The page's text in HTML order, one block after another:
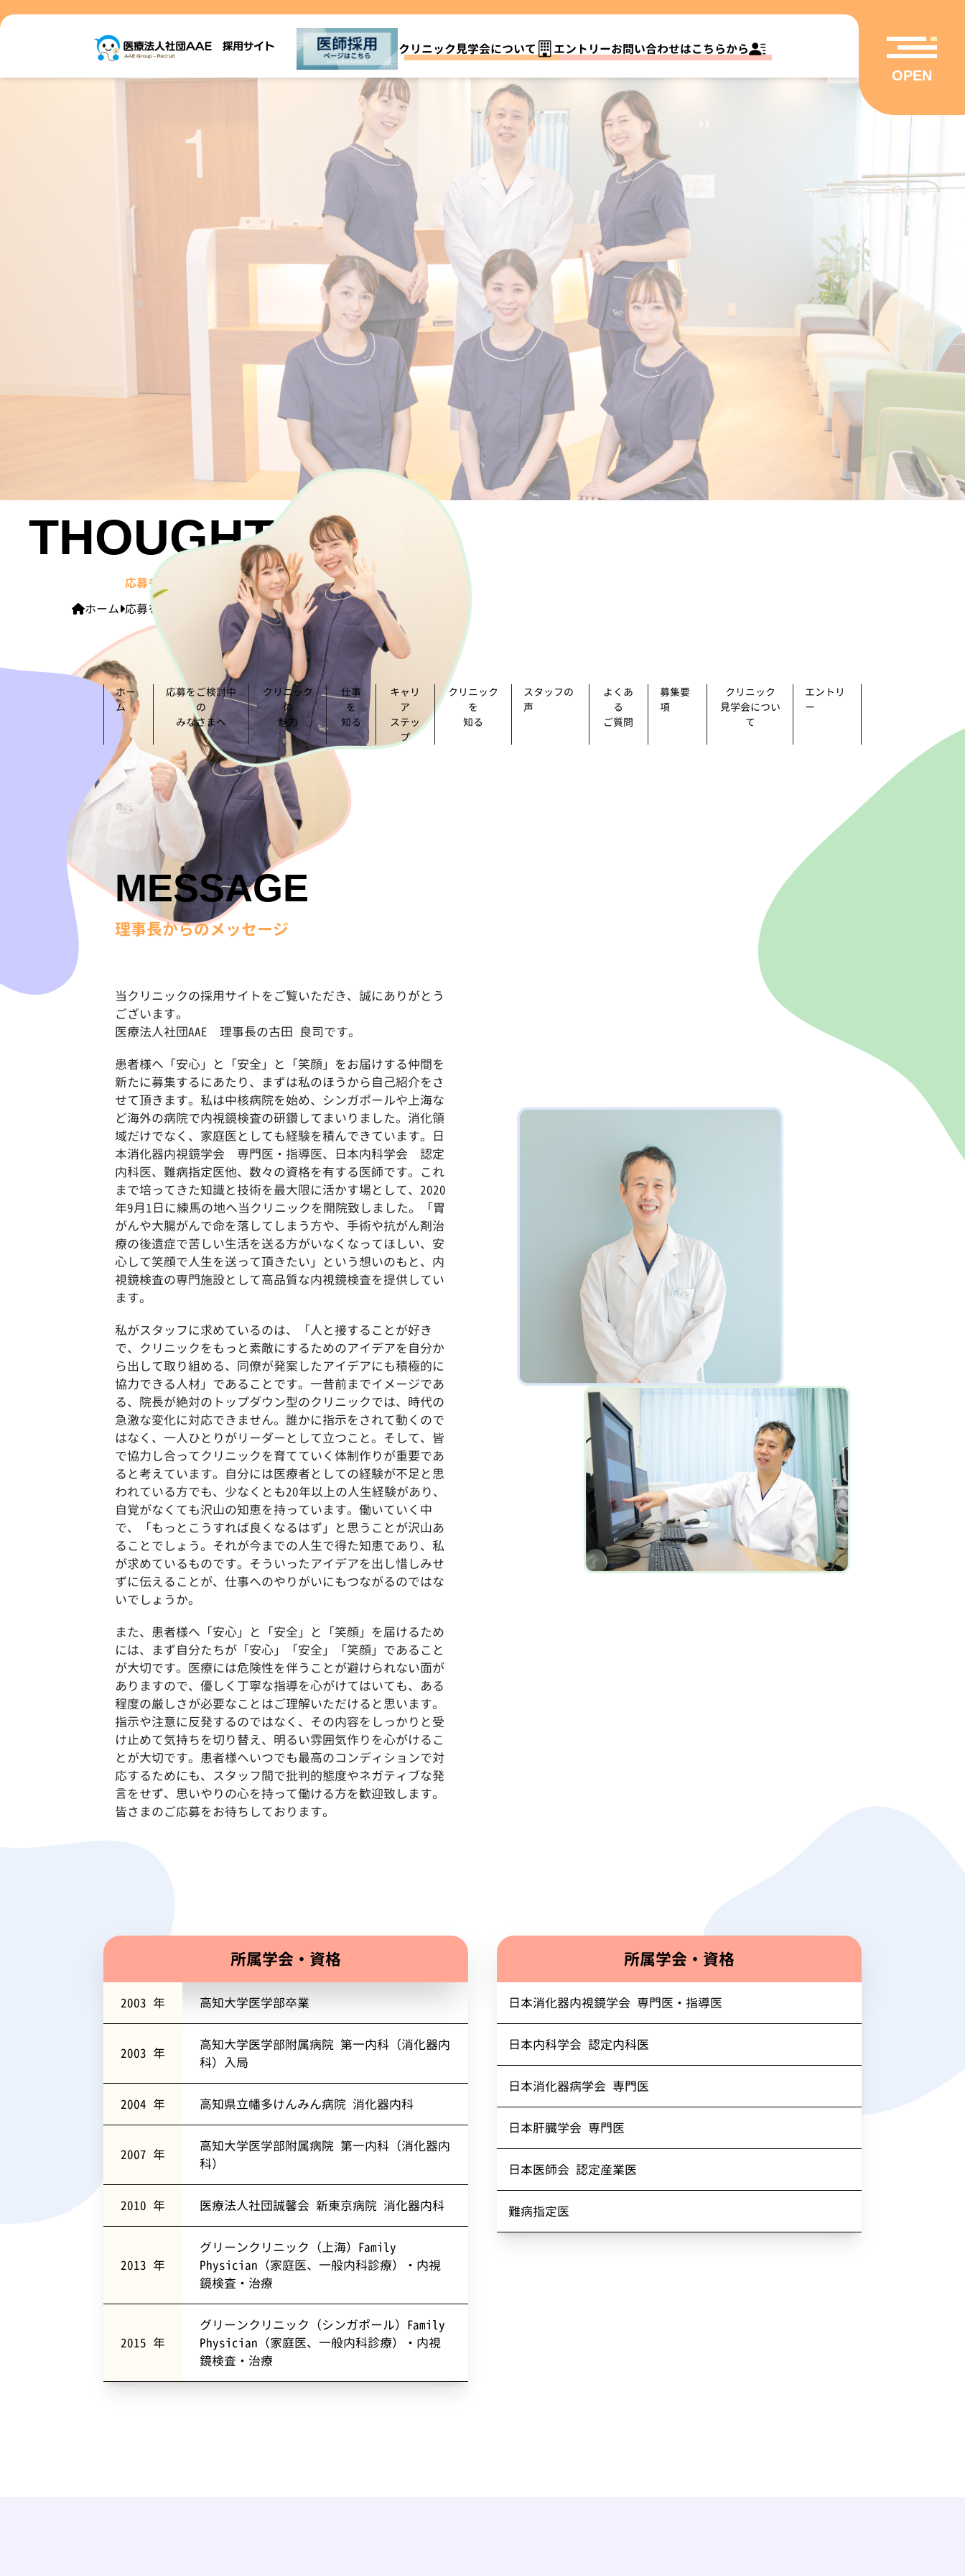
クリニック見学会について
エントリーお問い合わせはこちらから
OPEN
THOUGHT
応募をご検討中のみなさまへ
ホーム 応募をご検討中のみなさまへ
ホー
ム
応募をご検討中
の
みなさまへ
クリニック
の
魅力
仕事
を
知る
キャリ
ア
ステッ
プ
クリニック
を
知る
スタッフの
声
よくあ
る
ご質問
募集要
項
クリニック
見学会につい
て
エントリ
ー
MESSAGE
理事長からのメッセージ
当クリニックの採用サイトをご覧いただき、誠にありがとう
ございます。
医療法人社団AAE 理事長の古田 良司です。
患者様へ「安心」と「安全」と「笑顔」をお届けする仲間を
新たに募集するにあたり、まずは私のほうから自己紹介をさ
せて頂きます。私は中核病院を始め、シンガポールや上海な
ど海外の病院で内視鏡検査の研鑽してまいりました。消化領
域だけでなく、家庭医としても経験を積んできています。日
本消化器内視鏡学会 専門医・指導医、日本内科学会 認定
内科医、難病指定医他、数々の資格を有する医師です。これ
まで培ってきた知識と技術を最大限に活かす場として、2020
年9月1日に練馬の地へ当クリニックを開院致しました。「胃
がんや大腸がんで命を落してしまう方や、手術や抗がん剤治
療の後遺症で苦しい生活を送る方がいなくなってほしい、安
心して笑顔で人生を送って頂きたい」という想いのもと、内
視鏡検査の専門施設として高品質な内視鏡検査を提供してい
ます。
私がスタッフに求めているのは、「人と接することが好き
で、クリニックをもっと素敵にするためのアイデアを自分か
ら出して取り組める、同僚が発案したアイデアにも積極的に
協力できる人材」であることです。一昔前までイメージであ
る、院長が絶対のトップダウン型のクリニックでは、時代の
急激な変化に対応できません。誰かに指示をされて動くので
はなく、一人ひとりがリーダーとして立つこと。そして、皆
で協力し合ってクリニックを育てていく体制作りが重要であ
ると考えています。自分には医療者としての経験が不足と思
われている方でも、少なくとも20年以上の人生経験があり、
自覚がなくても沢山の知恵を持っています。働いていく中
で、「もっとこうすれば良くなるはず」と思うことが沢山あ
ることでしょう。それが今までの人生で得た知恵であり、私
が求めているものです。そういったアイデアを出し惜しみせ
ずに伝えることが、仕事へのやりがいにもつながるのではな
いでしょうか。
また、患者様へ「安心」と「安全」と「笑顔」を届けるため
には、まず自分たちが「安心」「安全」「笑顔」であること
が大切です。医療には危険性を伴うことが避けられない面が
ありますので、優しく丁寧な指導を心がけてはいても、ある
程度の厳しさが必要なことはご理解いただけると思います。
指示や注意に反発するのではなく、その内容をしっかりと受
け止めて気持ちを切り替え、明るい雰囲気作りを心がけるこ
とが大切です。患者様へいつでも最高のコンディションで対
応するためにも、スタッフ間で批判的態度やネガティブな発
言をせず、思いやりの心を持って働ける方を歓迎致します。
皆さまのご応募をお待ちしております。
所属学会・資格
2003 年 高知大学医学部卒業
2003 年
高知大学医学部附属病院 第一内科（消化器内
科）入局
2004 年 高知県立幡多けんみん病院 消化器内科
2007 年
高知大学医学部附属病院 第一内科（消化器内
科）
2010 年 医療法人社団誠馨会 新東京病院 消化器内科
2013 年
グリーンクリニック（上海）Family
Physician（家庭医、一般内科診療）・内視
鏡検査・治療
2015 年
グリーンクリニック（シンガポール）Family
Physician（家庭医、一般内科診療）・内視
鏡検査・治療
所属学会・資格
日本消化器内視鏡学会 専門医・指導医
日本内科学会 認定内科医
日本消化器病学会 専門医
日本肝臓学会 専門医
日本医師会 認定産業医
難病指定医